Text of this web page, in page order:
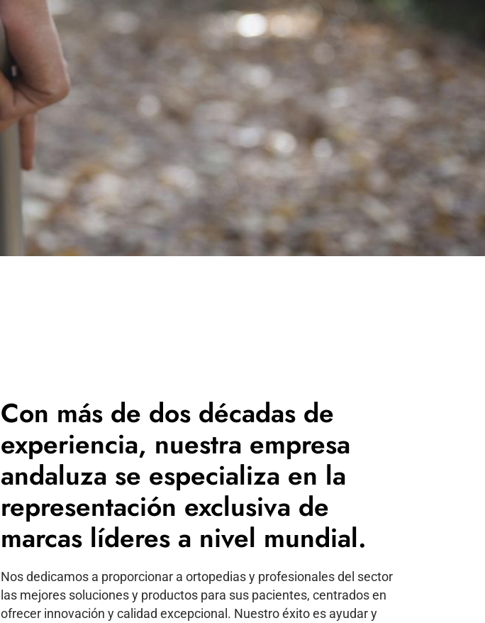
Con más de dos décadas de
experiencia, nuestra empresa
andaluza se especializa en la
representación exclusiva de
marcas líderes a nivel mundial.
Nos dedicamos a proporcionar a ortopedias y profesionales del sector
las mejores soluciones y productos para sus pacientes, centrados en
ofrecer innovación y calidad excepcional. Nuestro éxito es ayudar y